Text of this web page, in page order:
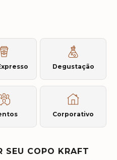
Degustação
Corporativo
SEU COPO KRAFT